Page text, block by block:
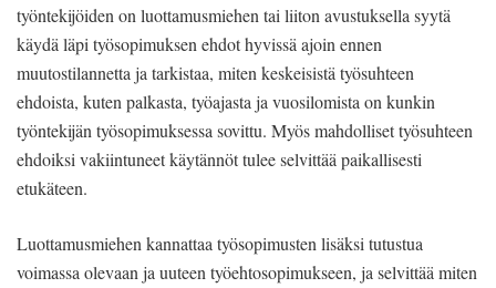
työntekijöiden on luottamusmiehen tai liiton avustuksella syytä
käydä läpi työsopimuksen ehdot hyvissä ajoin ennen
muutostilannetta ja tarkistaa, miten keskeisistä työsuhteen
ehdoista, kuten palkasta, työajasta ja vuosilomista on kunkin
työntekijän työsopimuksessa sovittu. Myös mahdolliset työsuhteen
ehdoiksi vakiintuneet käytännöt tulee selvittää paikallisesti
etukäteen.
Luottamusmiehen kannattaa työsopimusten lisäksi tutustua
voimassa olevaan ja uuteen työehtosopimukseen, ja selvittää miten